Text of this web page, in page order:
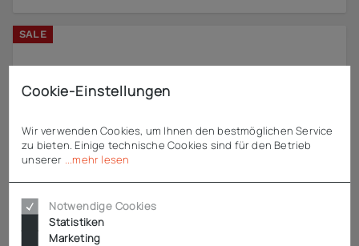
SALE
Cookie-Einstellungen
Wir verwenden Cookies, um Ihnen den bestmöglichen Service
zu bieten. Einige technische Cookies sind für den Betrieb
unserer ...mehr lesen
Notwendige Cookies
Statistiken
Marketing